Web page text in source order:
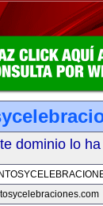
dominio lo